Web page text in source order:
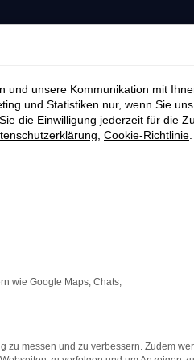
und unsere Kommunikation mit
und Statistiken nur, wenn Sie
die Einwilligung jederzeit für die
Cookie-Richtlinie
wie Google Maps, Chats,
zu messen und zu verbessern. Zudem